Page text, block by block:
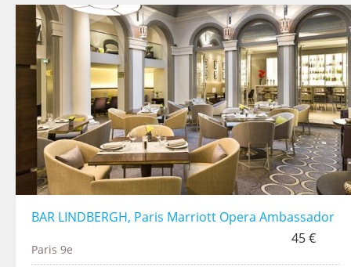
BAR LINDBERGH, Paris Marriott Opera Ambassador
45 €
Paris 9e